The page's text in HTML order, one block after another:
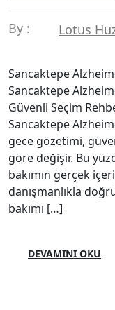
By : Lotus
Sancaktepe
Sancaktepe
Güvenli Seçim
Sancaktepe
gece gözetimi,
göre değişir. Bu
bakımın gerçek
danışmanlıkla
bakımı […]
DEVAMINI OKU